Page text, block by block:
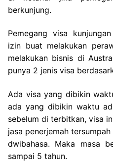
berkunjung.
Pemegang visa
izin buat melakukan
melakukan bisnis di
punya 2 jenis visa
Ada visa yang dibikin
ada yang dibikin waktu
sebelum di terbitkan, visa
jasa penerjemah
dwibahasa. Maka masa
sampai 5 tahun.